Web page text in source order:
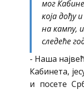
мог
која дођу
на кампу,
следеће
- Наша
Кабинета,
и посете